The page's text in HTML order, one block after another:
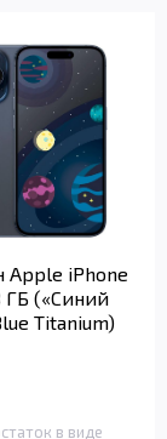
Apple iPhone
ГБ («Синий
Titanium)
в виде